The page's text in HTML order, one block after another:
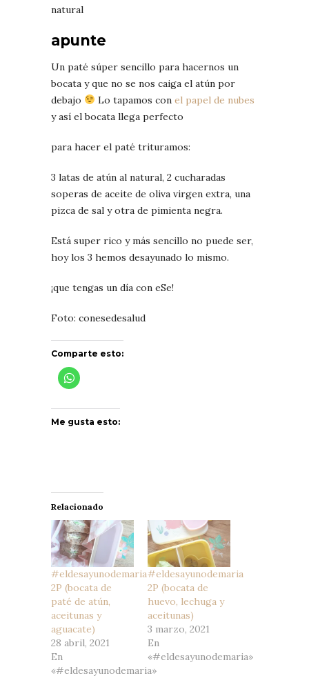
natural
apunte
Un paté súper sencillo para hacernos un
bocata y que no se nos caiga el atún por
debajo
Lo tapamos con el papel de nubes
y así el bocata llega perfecto
para hacer el paté trituramos:
3 latas de atún al natural, 2 cucharadas
soperas de aceite de oliva virgen extra, una
pizca de sal y otra de pimienta negra.
Está super rico y más sencillo no puede ser,
hoy los 3 hemos desayunado lo mismo.
¡que tengas un día con eSe!
Foto: conesedesalud
Comparte esto:
Me gusta esto:
Relacionado
#eldesayunodemaria
2P (bocata de
paté de atún,
aceitunas y
aguacate)
28 abril, 2021
En
«#eldesayunodemaria»
#eldesayunodemaria
2P (bocata de
huevo, lechuga y
aceitunas)
3 marzo, 2021
En
«#eldesayunodemaria»